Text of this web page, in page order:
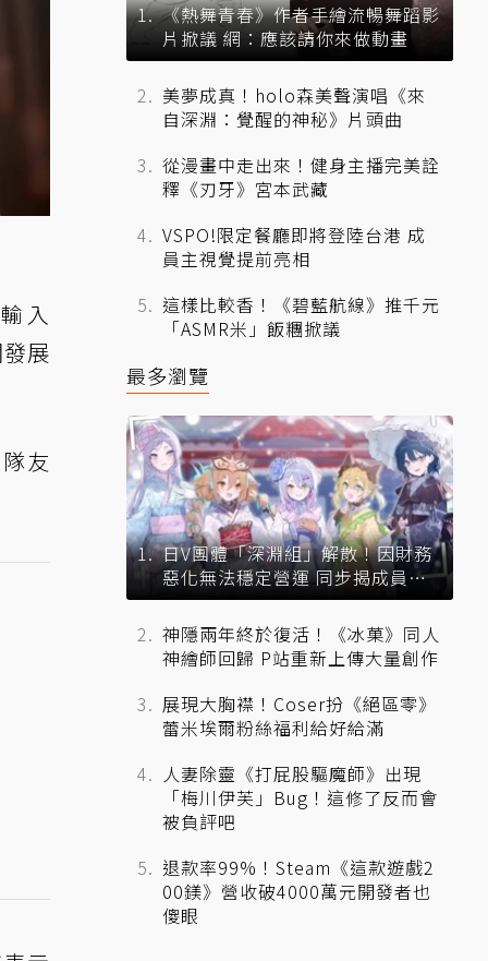
入
展
友
《熱舞青春》作者手繪流暢舞蹈影
片掀議 網：應該請你來做動畫
美夢成真！holo森美聲演唱《來
自深淵：覺醒的神秘》片頭曲
從漫畫中走出來！健身主播完美詮
釋《刃牙》宮本武藏
VSPO!限定餐廳即將登陸台港 成
員主視覺提前亮相
這樣比較香！《碧藍航線》推千元
「ASMR米」飯糰掀議
最多瀏覽
日V團體「深淵組」解散！因財務
惡化無法穩定營運 同步揭成員未
來去向
神隱兩年終於復活！《冰菓》同人
神繪師回歸 P站重新上傳大量創作
展現大胸襟！Coser扮《絕區零》
蕾米埃爾粉絲福利給好給滿
人妻除靈《打屁股驅魔師》出現
「梅川伊芙」Bug！這修了反而會
被負評吧
退款率99%！Steam《這款遊戲2
00鎂》營收破4000萬元開發者也
傻眼